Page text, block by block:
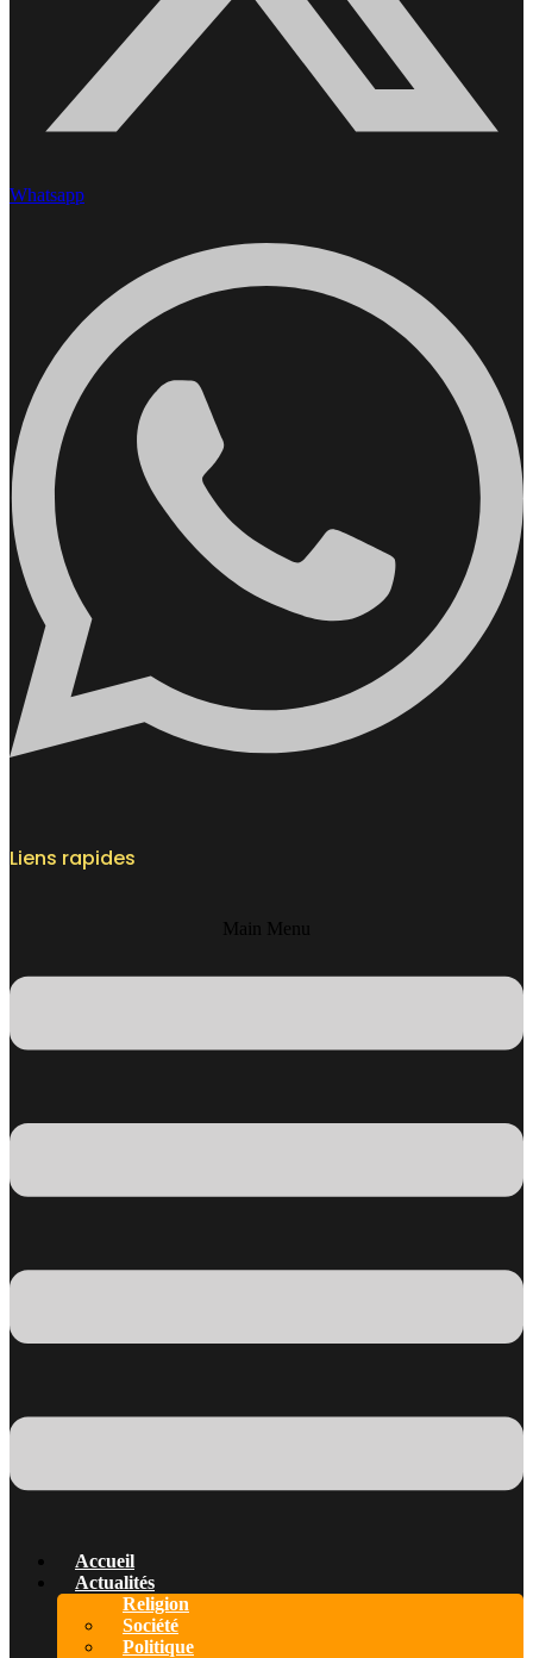
Whatsapp
Liens rapides
Main Menu
Accueil
Actualités
Religion
Société
Politique